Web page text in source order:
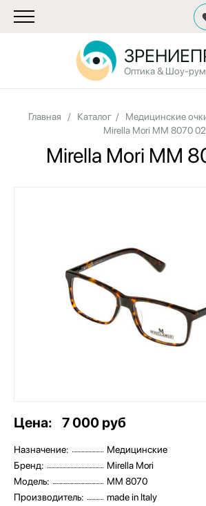
Оптика & Шоу-рум
Главная / Каталог / Медицинские
Mirella Mori MM 8070 02
Mirella Mori MM
Цена: 7 000 руб
Назначение:
Медицинские
Бренд:
Mirella Mori
Модель:
MM 8070
Производитель:
made in Italy